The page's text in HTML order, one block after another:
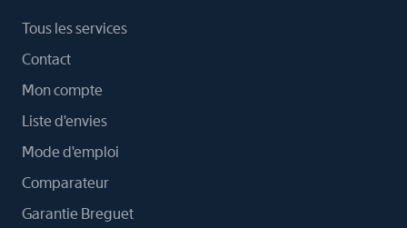
Tous les services
Contact
Mon compte
Liste d'envies
Mode d'emploi
Comparateur
Garantie Breguet